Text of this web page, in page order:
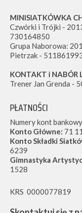
MINISIATKÓWKA
Czwórki i Trójki -
730164850
Grupa Naborowa:
Pietrzak -
KONTAKT i NABÓR
Trener Jan Grenda -
PŁATNOŚCI
Numery kont
Konto Główne: 71
Konto Składki
6239
Gimnastyka
1528
KRS 0000077819